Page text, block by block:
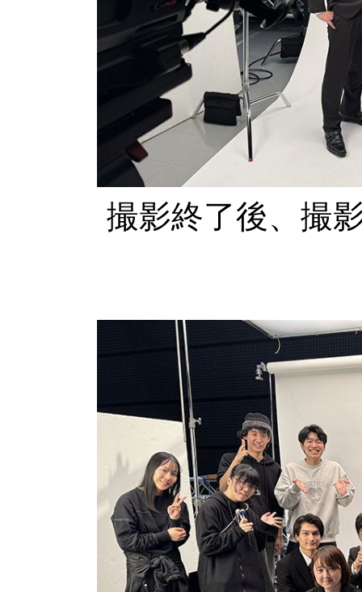
撮影終了後、撮